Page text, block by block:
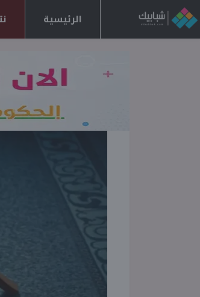
الرئيسية